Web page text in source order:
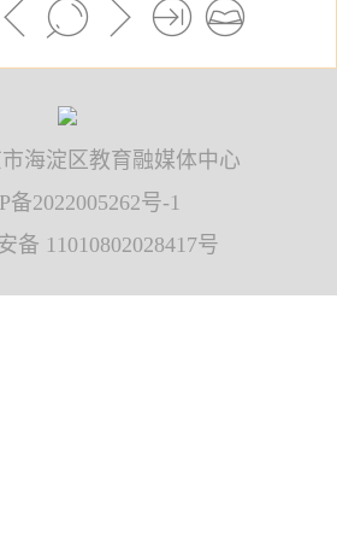
海淀区教育融媒体中心
备2022005262号-1
备 11010802028417号